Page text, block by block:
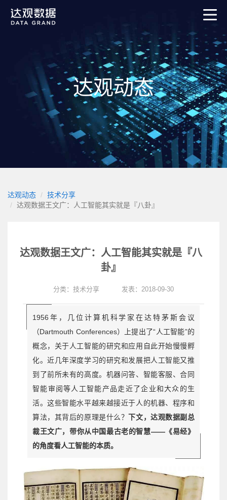
达观动态
达观动态
技术分享
达观数据王文广：人工智能其实就是『八卦』
达观数据王文广：人工智能其实就是『八
卦』
分类： 技术分享 发表：2018-09-30
1956年，几位计算机科学家在达特茅斯会议
（Dartmouth Conferences）上提出了“人工智能”的
概念，关于人工智能的研究和应用自此开始慢慢孵
化。近几年深度学习的研究和发展把人工智能又推
到了前所未有的高度。机器问答、智能客服、合同
智能审阅等人工智能产品走近了企业和大众的生
活。这些智能水平越来越接近于人的机器、程序和
算法，其背后的原理是什么？下文，达观数据副总
裁王文广，带你从中国最古老的智慧——《易经》
的角度看人工智能的本质。